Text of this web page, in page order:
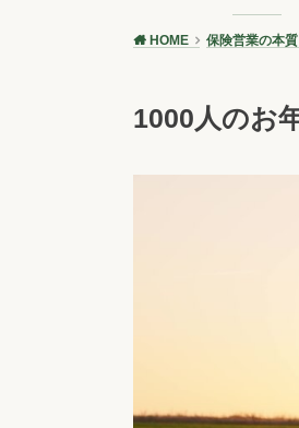
HOME 保険営業の本質
1000人のお